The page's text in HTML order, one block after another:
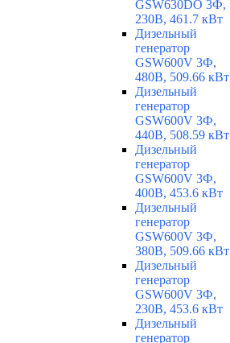
GSW630DO 3Ф,
230В, 461.7 кВт
Дизельный
генератор
GSW600V 3Ф,
480В, 509.66 кВт
Дизельный
генератор
GSW600V 3Ф,
440В, 508.59 кВт
Дизельный
генератор
GSW600V 3Ф,
400В, 453.6 кВт
Дизельный
генератор
GSW600V 3Ф,
380В, 509.66 кВт
Дизельный
генератор
GSW600V 3Ф,
230В, 453.6 кВт
Дизельный
генератор